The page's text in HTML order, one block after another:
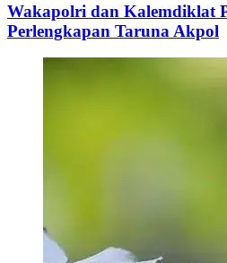
Wakapolri dan Kalemdiklat
Perlengkapan Taruna Akpol